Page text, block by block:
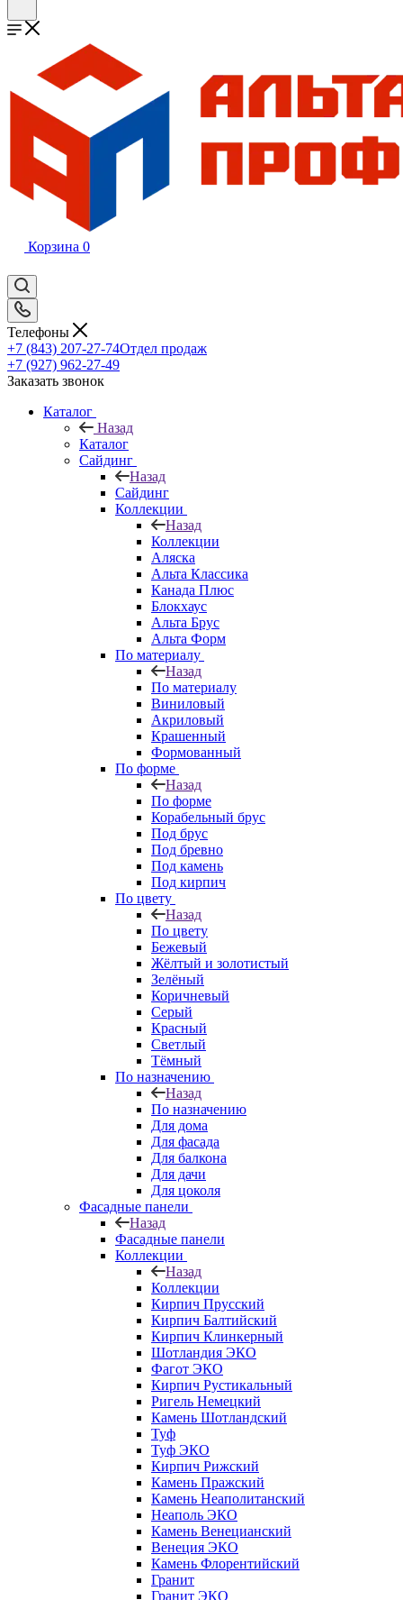
Корзина 0
Телефоны
+7 (843) 207-27-74Отдел продаж
+7 (927) 962-27-49
Заказать звонок
Каталог
Назад
Каталог
Сайдинг
Назад
Сайдинг
Коллекции
Назад
Коллекции
Аляска
Альта Классика
Канада Плюс
Блокхаус
Альта Брус
Альта Форм
По материалу
Назад
По материалу
Виниловый
Акриловый
Крашенный
Формованный
По форме
Назад
По форме
Корабельный брус
Под брус
Под бревно
Под камень
Под кирпич
По цвету
Назад
По цвету
Бежевый
Жёлтый и золотистый
Зелёный
Коричневый
Серый
Красный
Светлый
Тёмный
По назначению
Назад
По назначению
Для дома
Для фасада
Для балкона
Для дачи
Для цоколя
Фасадные панели
Назад
Фасадные панели
Коллекции
Назад
Коллекции
Кирпич Прусский
Кирпич Балтийский
Кирпич Клинкерный
Шотландия ЭКО
Фагот ЭКО
Кирпич Рустикальный
Ригель Немецкий
Камень Шотландский
Туф
Туф ЭКО
Кирпич Рижский
Камень Пражский
Камень Неаполитанский
Неаполь ЭКО
Камень Венецианский
Венеция ЭКО
Камень Флорентийский
Гранит
Гранит ЭКО